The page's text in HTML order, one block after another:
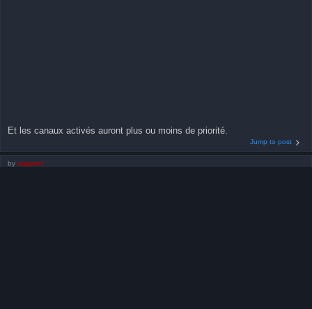
Et les canaux activés auront plus ou moins de priorité.
Jump to post
by support